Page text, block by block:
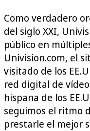
Como verdadero
del siglo XXI,
público en
Univision.com, el
visitado de los
red digital de
hispana de los
seguimos el ritmo
prestarle el mejor